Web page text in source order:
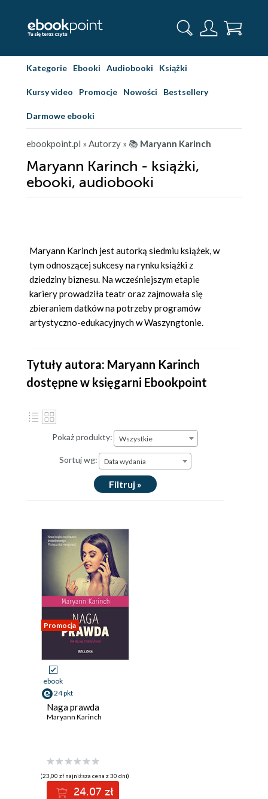
Kategorie Ebooki Audiobooki Książki
Kursy video Promocje Nowości Bestsellery
Darmowe ebooki
ebookpoint.pl » Autorzy » 📚 Maryann Karinch
Maryann Karinch - książki,
ebooki, audiobooki
Maryann Karinch jest autorką siedmiu książek, w
tym odnoszącej sukcesy na rynku książki z
dziedziny biznesu. Na wcześniejszym etapie
kariery prowadziła teatr oraz zajmowała się
zbieraniem datków na potrzeby programów
artystyczno-edukacyjnych w Waszyngtonie.
Tytuły autora: Maryann Karinch
dostępne w księgarni Ebookpoint
Pokaż produkty: Wszystkie
Sortuj wg: Data wydania
Filtruj »
Promocja
ebook
24 pkt
Naga prawda
Maryann Karinch
(23,00 zł najniższa cena z 30 dni)
24.07 zł